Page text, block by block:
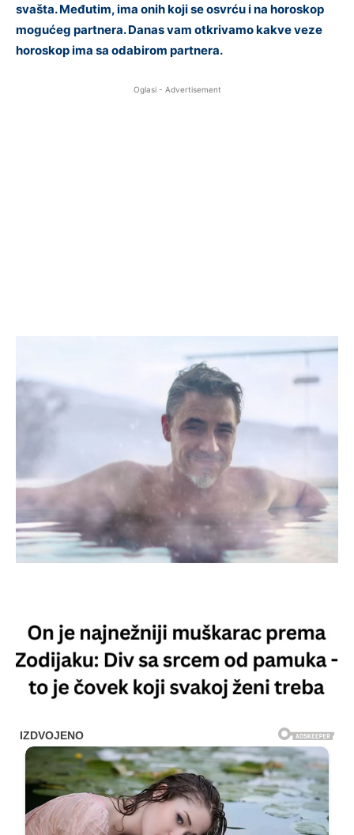
svašta. Međutim, ima onih koji se osvrću i na horoskop
mogućeg partnera. Danas vam otkrivamo kakve veze
horoskop ima sa odabirom partnera.
Oglasi - Advertisement